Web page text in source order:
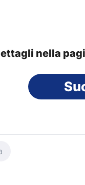
nella